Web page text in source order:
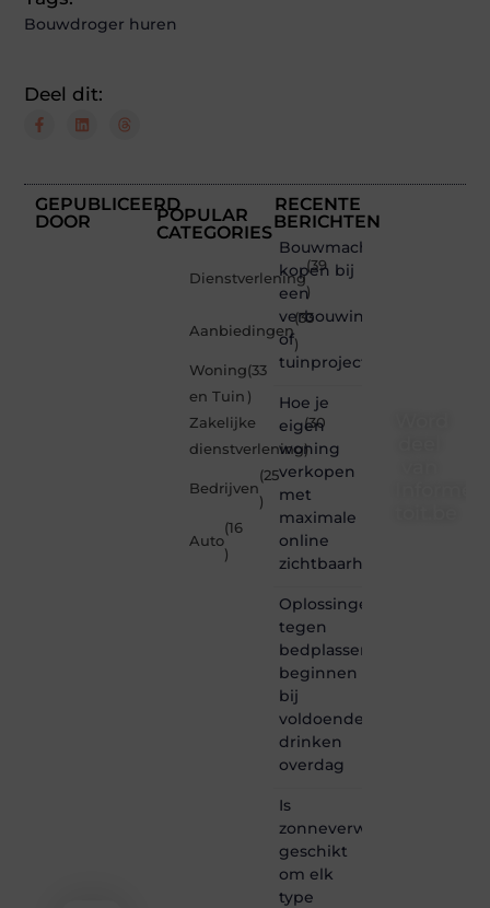
Bouwdroger huren
Deel dit:
GEPUBLICEERD
DOOR
POPULAR
CATEGORIES
Dienstverlening
(39
)
Aanbiedingen
(33
)
Woning
en Tuin
(33
)
Zakelijke
dienstverlening
(30
)
Bedrijven
(25
)
Auto
(16
)
RECENTE
BERICHTEN
Bouwmachines
kopen bij
een
verbouwing
of
tuinproject
Hoe je
eigen
woning
verkopen
met
maximale
online
zichtbaarheid
Oplossingen
tegen
bedplassen
beginnen
bij
voldoende
drinken
overdag
Is
zonneverwarming
geschikt
om elk
type